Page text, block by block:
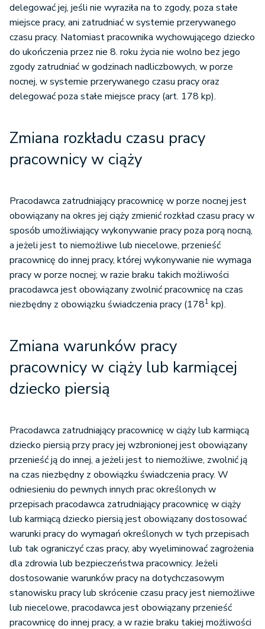
delegować jej, jeśli nie wyraziła na to zgody, poza stałe
miejsce pracy, ani zatrudniać w systemie przerywanego
czasu pracy. Natomiast pracownika wychowującego dziecko
do ukończenia przez nie 8. roku życia nie wolno bez jego
zgody zatrudniać w godzinach nadliczbowych, w porze
nocnej, w systemie przerywanego czasu pracy oraz
delegować poza stałe miejsce pracy (art. 178 kp).
Zmiana rozkładu czasu pracy
pracownicy w ciąży
Pracodawca zatrudniający pracownicę w porze nocnej jest
obowiązany na okres jej ciąży zmienić rozkład czasu pracy w
sposób umożliwiający wykonywanie pracy poza porą nocną,
a jeżeli jest to niemożliwe lub niecelowe, przenieść
pracownicę do innej pracy, której wykonywanie nie wymaga
pracy w porze nocnej; w razie braku takich możliwości
pracodawca jest obowiązany zwolnić pracownicę na czas
niezbędny z obowiązku świadczenia pracy (1781 kp).
Zmiana warunków pracy
pracownicy w ciąży lub karmiącej
dziecko piersią
Pracodawca zatrudniający pracownicę w ciąży lub karmiącą
dziecko piersią przy pracy jej wzbronionej jest obowiązany
przenieść ją do innej, a jeżeli jest to niemożliwe, zwolnić ją
na czas niezbędny z obowiązku świadczenia pracy. W
odniesieniu do pewnych innych prac określonych w
przepisach pracodawca zatrudniający pracownicę w ciąży
lub karmiącą dziecko piersią jest obowiązany dostosować
warunki pracy do wymagań określonych w tych przepisach
lub tak ograniczyć czas pracy, aby wyeliminować zagrożenia
dla zdrowia lub bezpieczeństwa pracownicy. Jeżeli
dostosowanie warunków pracy na dotychczasowym
stanowisku pracy lub skrócenie czasu pracy jest niemożliwe
lub niecelowe, pracodawca jest obowiązany przenieść
pracownicę do innej pracy, a w razie braku takiej możliwości